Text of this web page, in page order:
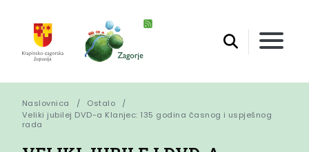
Naslovnica
Ostalo
Veliki jubilej DVD-a Klanjec: 135 godina časnog i uspješnog
rada